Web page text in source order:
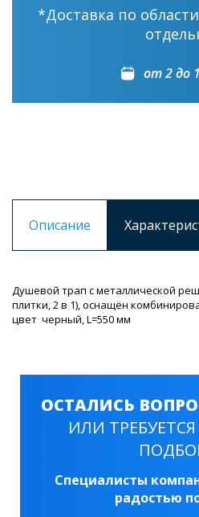
*Доставка по
от 2 до
Описание
Душевой трап с металлической
плитки, 2 в 1), оснащён
цвет черный, L=550 мм
ОСТАЛИСЬ
ИЛИ
Специалисты
радостью